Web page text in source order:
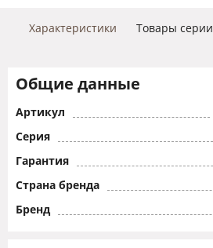
Характеристики Товары серии
Общие данные
Артикул
Серия
Гарантия
Страна бренда
Бренд